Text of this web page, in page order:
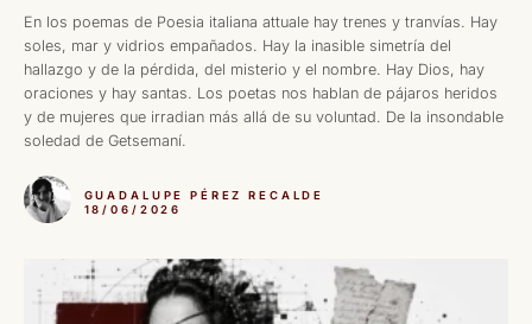
En los poemas de Poesia italiana attuale hay trenes y tranvías. Hay
soles, mar y vidrios empañados. Hay la inasible simetría del
hallazgo y de la pérdida, del misterio y el nombre. Hay Dios, hay
oraciones y hay santas. Los poetas nos hablan de pájaros heridos
y de mujeres que irradian más allá de su voluntad. De la insondable
soledad de Getsemaní.
GUADALUPE PÉREZ RECALDE
18/06/2026